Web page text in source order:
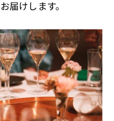
届けします。